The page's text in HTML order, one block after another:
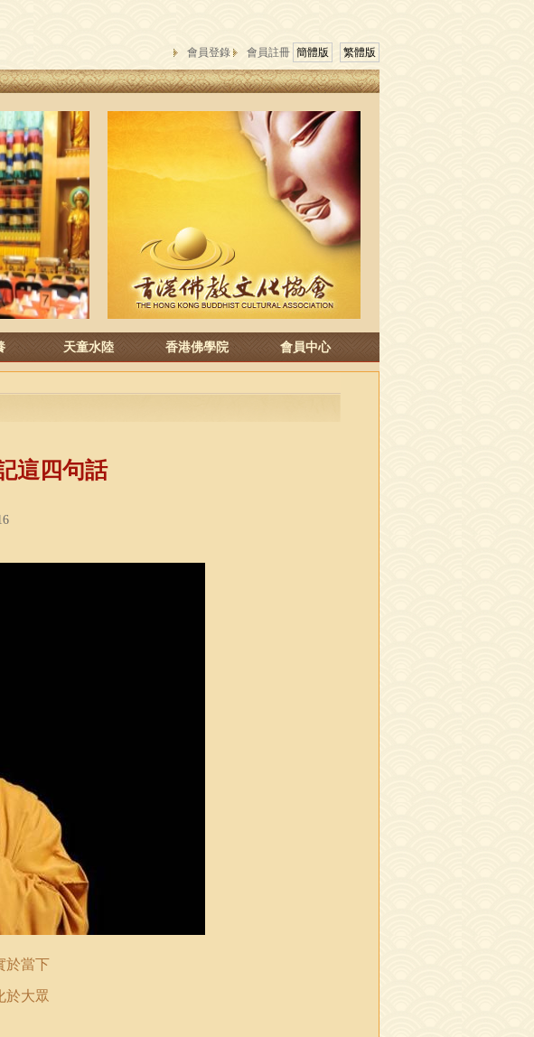
會員登錄 會員註冊 簡體版 繁體版
天童水陸 香港佛學院 會員中心
這四句話
於當下
大眾